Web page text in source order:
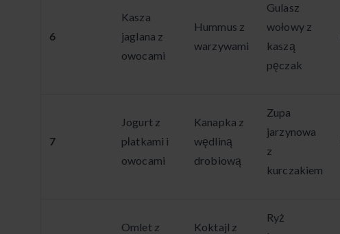
6
Kasza
jaglana z
owocami
Hummus z
warzywami
Gulasz
wołowy z
kaszą
pęczak
7
Jogurt z
płatkami i
owocami
Kanapka z
wędliną
drobiową
Zupa
jarzynowa
z
kurczakiem
Omlet z Koktajl z
Ryż